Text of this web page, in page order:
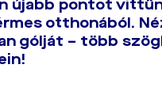
újabb pontot
otthonából.
gólját – több